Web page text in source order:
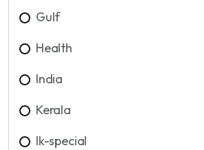
Gulf
Health
India
Kerala
lk-special